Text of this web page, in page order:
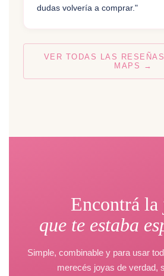
dudas volvería a comprar."
VER TODAS LAS
MAPS →
Encontrá la
que te estaba
Simple, combinable y para usar
merecés joyas de verdad,